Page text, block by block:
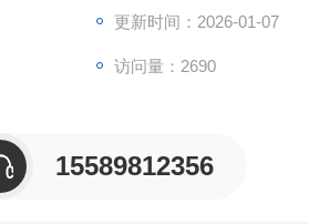
更新时间：2026-01-07
访问量：2690
15589812356